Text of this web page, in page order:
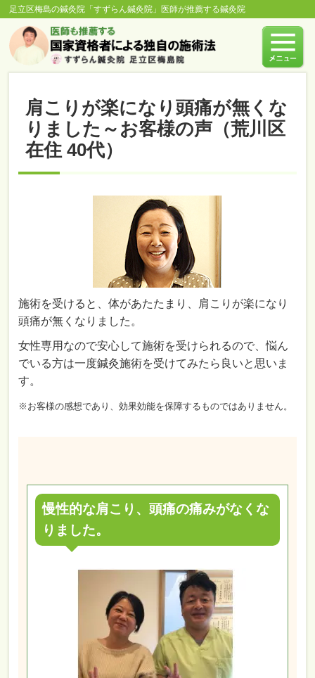
足立区梅島の鍼灸院「すずらん鍼灸院」医師が推薦する鍼灸院
肩こりが楽になり頭痛が無くな
りました～お客様の声（荒川区
在住 40代）
施術を受けると、体があたたまり、肩こりが楽になり
頭痛が無くなりました。
女性専用なので安心して施術を受けられるので、悩ん
でいる方は一度鍼灸施術を受けてみたら良いと思いま
す。
※お客様の感想であり、効果効能を保障するものではありません。
慢性的な肩こり、頭痛の痛みがなくな
りました。